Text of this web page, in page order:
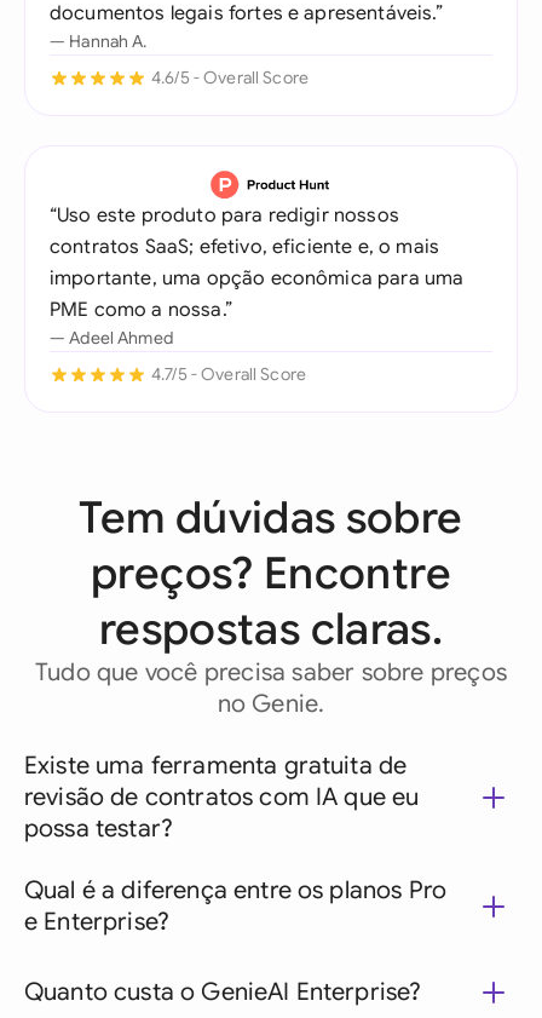
documentos legais fortes e apresentáveis.”
— Hannah A.
4.6/5 - Overall Score
“Uso este produto para redigir nossos
contratos SaaS; efetivo, eficiente e, o mais
importante, uma opção econômica para uma
PME como a nossa.”
— Adeel Ahmed
4.7/5 - Overall Score
Tem dúvidas sobre
preços? Encontre
respostas claras.
Tudo que você precisa saber sobre preços
no Genie.
Existe uma ferramenta gratuita de
revisão de contratos com IA que eu
possa testar?
Qual é a diferença entre os planos Pro
e Enterprise?
Quanto custa o GenieAI Enterprise?